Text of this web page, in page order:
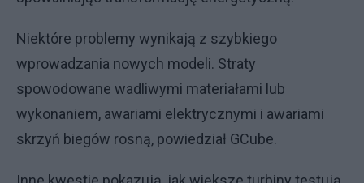
Niektóre problemy wynikają z szybkiego
wprowadzania nowych modeli. Straty
spowodowane wadliwymi materiałami lub
wykonaniem, awariami elektrycznymi i awariami
skrzyń biegów rosną, powiedział GCube.